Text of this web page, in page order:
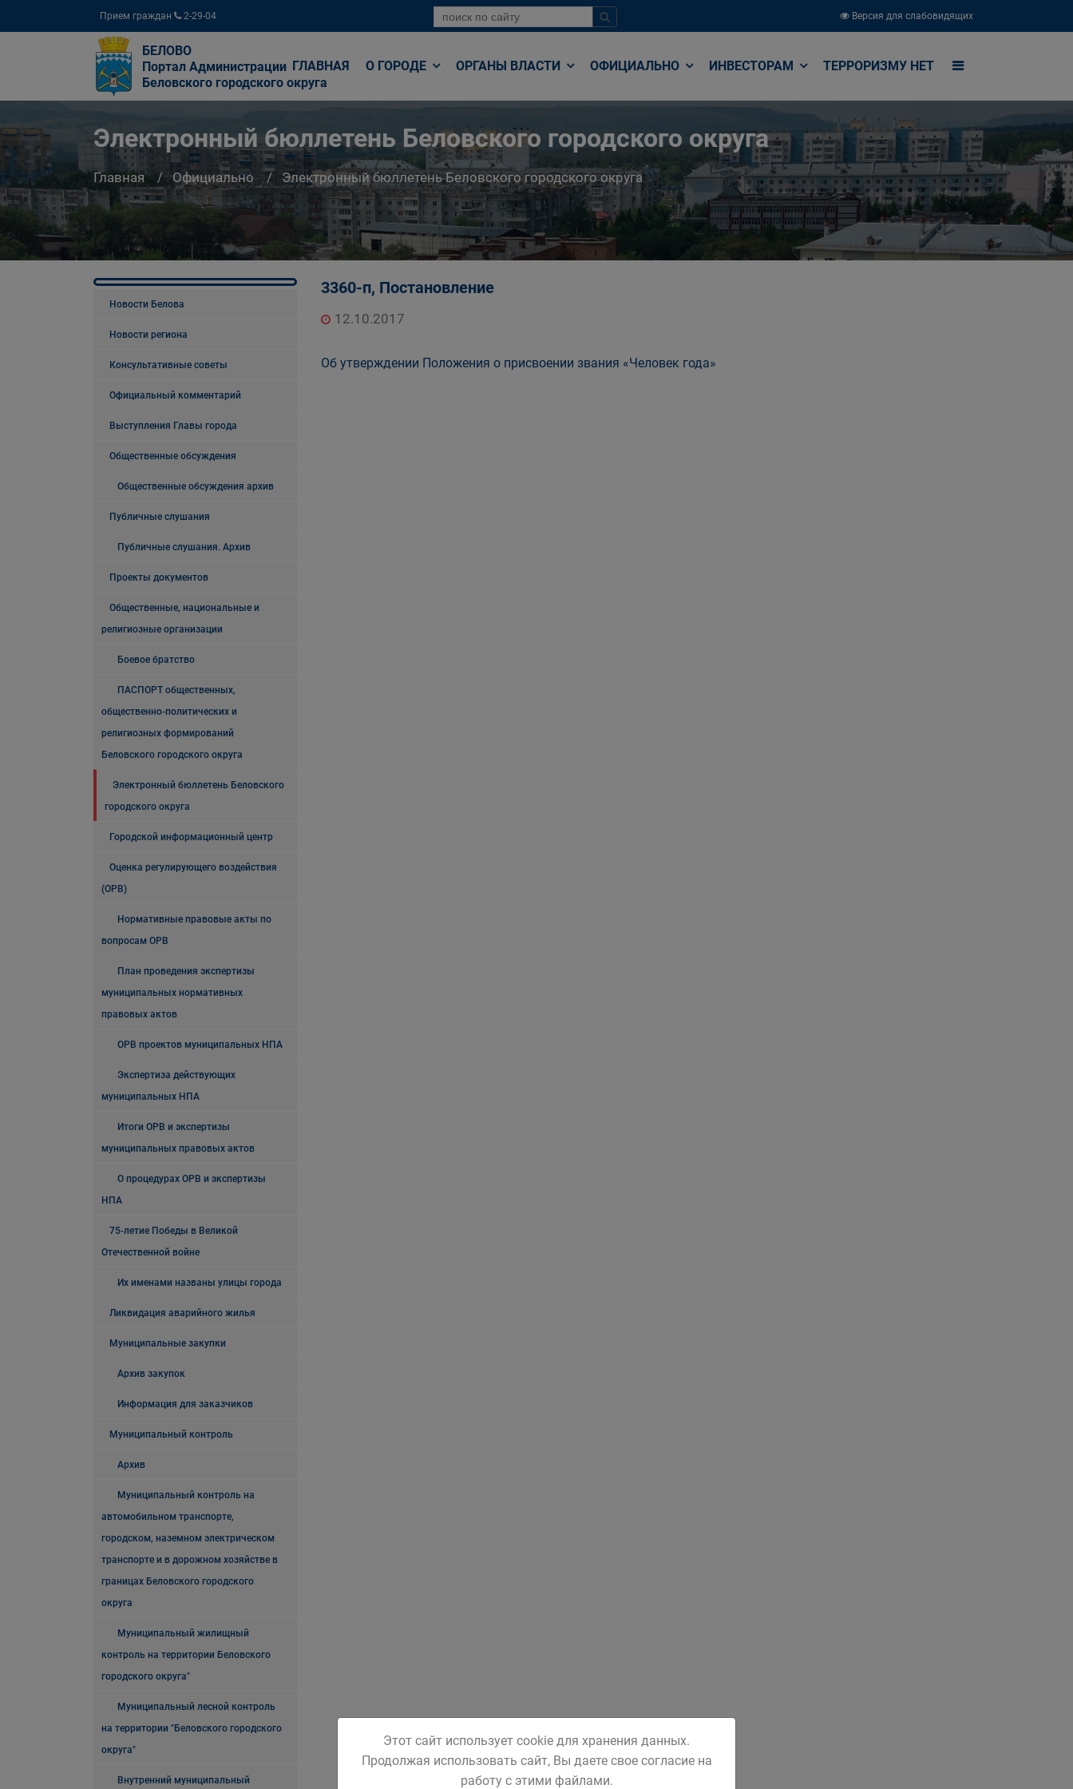
Прием граждан 2-29-04 Версия для слабовидящих
БЕЛОВО
Портал Администрации
Беловского городского округа
ГЛАВНАЯ О ГОРОДЕ ОРГАНЫ ВЛАСТИ ОФИЦИАЛЬНО ИНВЕСТОРАМ ТЕРРОРИЗМУ НЕТ
Электронный бюллетень Беловского городского округа
Главная Официально Электронный бюллетень Беловского городского округа
Новости Белова
Новости региона
Консультативные советы
Официальный комментарий
Выступления Главы города
Общественные обсуждения
Общественные обсуждения архив
Публичные слушания
Публичные слушания. Архив
Проекты документов
Общественные, национальные и
религиозные организации
Боевое братство
ПАСПОРТ общественных,
общественно-политических и
религиозных формирований
Беловского городского округа
Электронный бюллетень Беловского
городского округа
Городской информационный центр
Оценка регулирующего воздействия
(ОРВ)
Нормативные правовые акты по
вопросам ОРВ
План проведения экспертизы
муниципальных нормативных
правовых актов
ОРВ проектов муниципальных НПА
Экспертиза действующих
муниципальных НПА
Итоги ОРВ и экспертизы
муниципальных правовых актов
О процедурах ОРВ и экспертизы
НПА
75-летие Победы в Великой
Отечественной войне
Их именами названы улицы города
Ликвидация аварийного жилья
Муниципальные закупки
Архив закупок
Информация для заказчиков
Муниципальный контроль
Архив
Муниципальный контроль на
автомобильном транспорте,
городском, наземном электрическом
транспорте и в дорожном хозяйстве в
границах Беловского городского
округа
Муниципальный жилищный
контроль на территории Беловского
городского округа"
Муниципальный лесной контроль
на территории "Беловского городского
округа"
Внутренний муниципальный
3360-п, Постановление
12.10.2017
Об утверждении Положения о присвоении звания «Человек года»
Этот сайт использует cookie для хранения данных.
Продолжая использовать сайт, Вы даете свое согласие на
работу с этими файлами.